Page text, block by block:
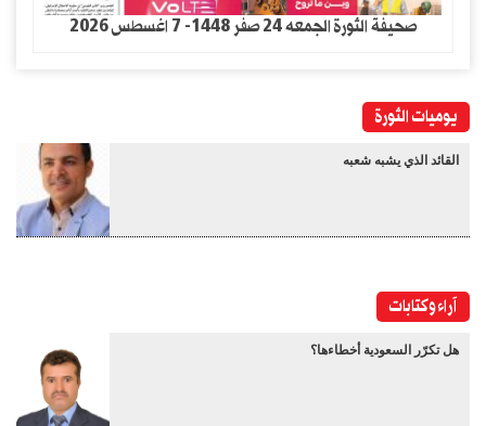
صحيفة الثورة الجمعه 24 صفر 1448- 7 اغسطس 2026
يوميات الثورة
القائد الذي يشبه شعبه
آراء وكتابات
هل تكرّر السعودية أخطاءها؟